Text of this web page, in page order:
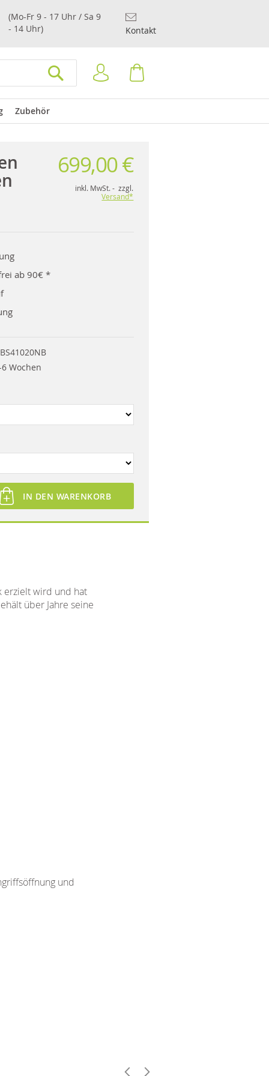
(Mo-Fr 9 - 17 Uhr / Sa 9
- 14 Uhr)
Kontakt
Anmelden
Zubehör
699,00 €
inkl. MwSt. - zzgl.
Versand*
ab 90€ *
Wochen
IN DEN WARENKORB
erzielt wird und hat
über Jahre seine
und